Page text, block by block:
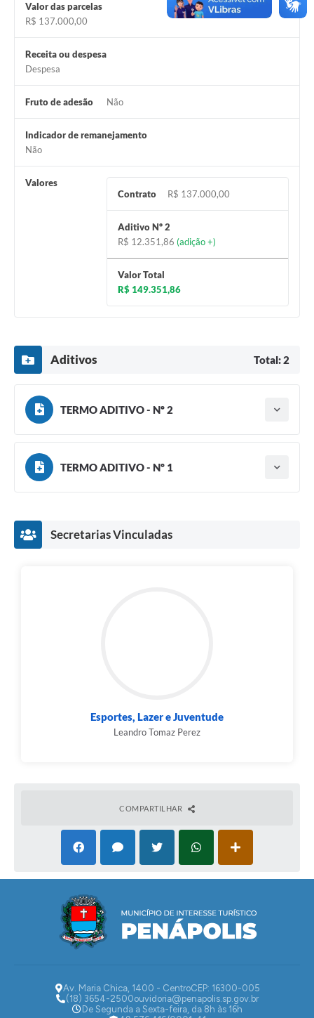
Valor das parcelas
R$ 137.000,00
Receita ou despesa
Despesa
Fruto de adesão Não
Indicador de remanejamento
Não
Valores
Contrato
R$ 137.000,00
Aditivo Nº 2
R$ 12.351,86 (adição +)
Valor Total
R$ 149.351,86
Aditivos Total: 2
TERMO ADITIVO - Nº 2
Tipo do termo: Termo Aditivo
Valor de adição:R$ 12.351,86
Baixar
TERMO ADITIVO - Nº 1
Tipo do termo: Termo Aditivo
Secretarias Vinculadas
Esportes, Lazer e Juventude
Leandro Tomaz Perez
COMPARTILHAR
Av. Maria Chica, 1400 - CentroCEP: 16300-005
(18) 3654-2500ouvidoria@penapolis.sp.gov.br
De Segunda a Sexta-feira, da 8h às 16h